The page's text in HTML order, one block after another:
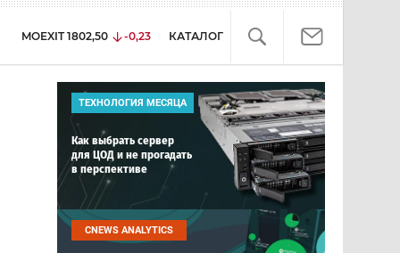
MOEXIT 1802,50 -0,23 КАТАЛОГ
ТЕХНОЛОГИЯ МЕСЯЦА
Как выбрать сервер
для ЦОД и не прогадать
в перспективе
CNEWS ANALYTICS